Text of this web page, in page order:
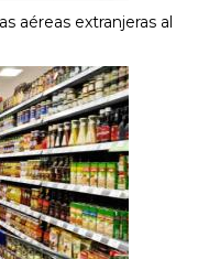
aéreas extranjeras al